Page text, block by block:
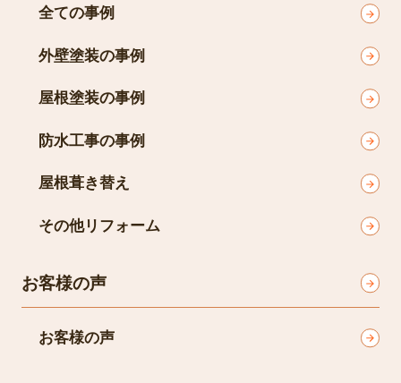
全ての事例
外壁塗装の事例
屋根塗装の事例
防水工事の事例
屋根葺き替え
その他リフォーム
お客様の声
お客様の声